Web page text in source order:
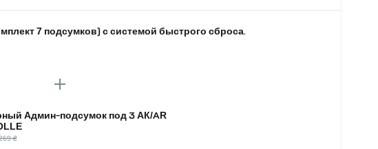
7 подсумков) с системой быстрого сброса.
Админ-подсумок под 3 АК/AR
₴